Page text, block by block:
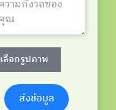
เลือกรูปภาพ
ส่งข้อมูล